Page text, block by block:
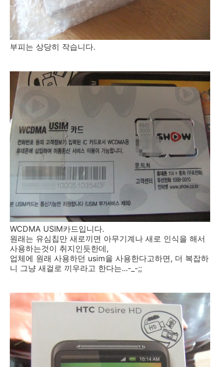
부피는 상당히 작습니다.
WCDMA USIM카드입니다.
원래는 유심칩만 새로끼면 아무기계나 새로 인식을 해서
사용하는것이 취지인듯한데,
업체에 원래 사용하던 usim을 사용한다고하면, 더 복잡하
니 그냥 새걸로 끼우라고 한다는...-_-;;